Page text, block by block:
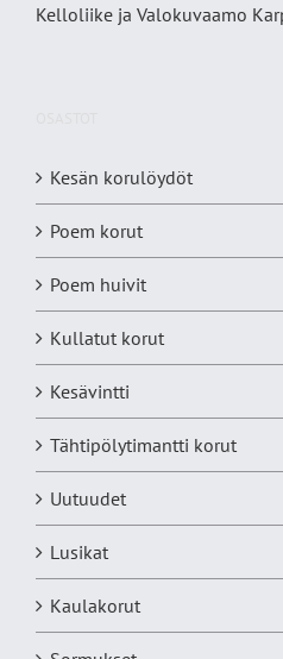
Kelloliike ja Valokuvaamo
Kesän korulöydöt
Poem korut
Poem huivit
Kullatut korut
Kesävintti
Tähtipölytimantti korut
Uutuudet
Lusikat
Kaulakorut